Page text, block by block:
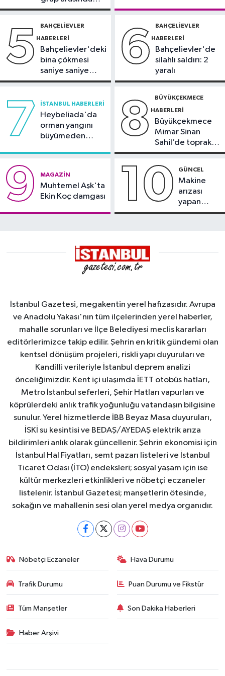
sırasında 2 bina tahliye edildi
silahlı kavga
5 BAHÇELIEVLER
HABERLERI
Bahçelievler'deki
bina çökmesi
saniye saniye
görüntülendi
6 BAHÇELIEVLER
HABERLERI
Bahçelievler'de
silahlı saldırı: 2
yaralı
7 İSTANBUL HABERLERI
Heybeliada'da
orman yangını
büyümeden
8 BÜYÜKÇEKMECE
HABERLERI
Büyükçekmece
Mimar Sinan
Sahil’de toprak
kayması
9 MAGAZIN
Muhtemel Aşk'ta
Ekin Koç damgası
10 GÜNCEL
Makine
arızası
yapan
tanker,
alındı
İstanbul Gazetesi, megakentin yerel hafızasıdır. Avrupa
ve Anadolu Yakası'nın tüm ilçelerinden yerel haberler,
mahalle sorunları ve İlçe Belediyesi meclis kararları
editörlerimizce takip edilir. Şehrin en kritik gündemi olan
kentsel dönüşüm projeleri, riskli yapı duyuruları ve
Kandilli verileriyle İstanbul deprem analizi
önceliğimizdir. Kent içi ulaşımda İETT otobüs hatları,
Metro İstanbul seferleri, Şehir Hatları vapurları ve
köprülerdeki anlık trafik yoğunluğu vatandaşın bilgisine
sunulur. Yerel hizmetlerde İBB Beyaz Masa duyuruları,
İSKİ su kesintisi ve BEDAŞ/AYEDAŞ elektrik arıza
bildirimleri anlık olarak güncellenir. Şehrin ekonomisi için
İstanbul Hal Fiyatları, semt pazarı listeleri ve İstanbul
Ticaret Odası (İTO) endeksleri; sosyal yaşam için ise
kültür merkezleri etkinlikleri ve nöbetçi eczaneler
listelenir. İstanbul Gazetesi; manşetlerin ötesinde,
sokağın ve mahallenin sesi olan yerel medya organıdır.
Nöbetçi Eczaneler Hava Durumu
Trafik Durumu Puan Durumu ve Fikstür
Tüm Manşetler Son Dakika Haberleri
Haber Arşivi